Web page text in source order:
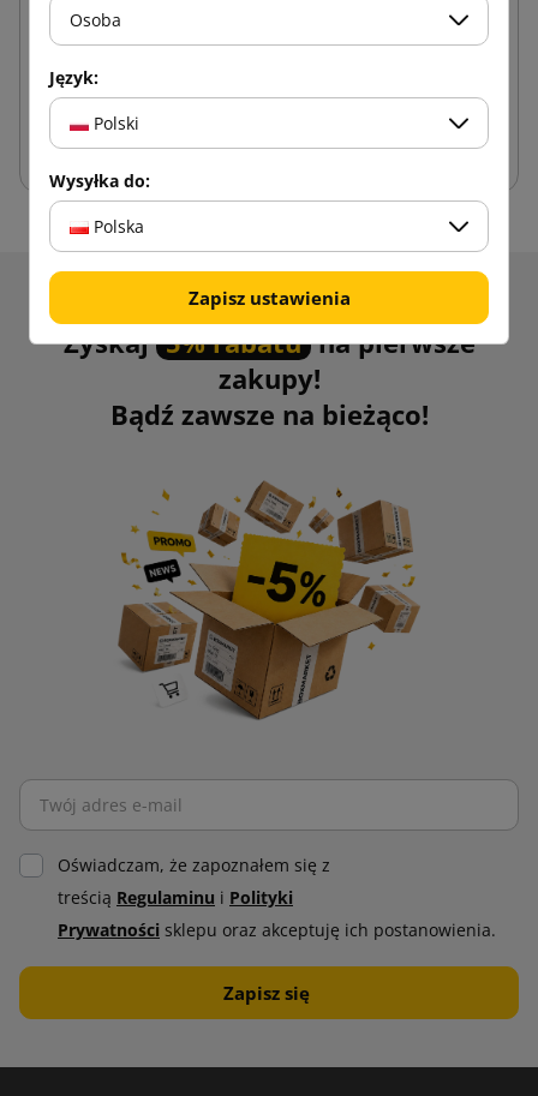
0,11 zł
Otrzymuj informacje o nowościach i promocjach.
Zyskaj 5% rabatu na pierwsze
zakupy!
Bądź zawsze na bieżąco!
Oświadczam, że zapoznałem się z
treścią Regulaminu i Polityki
Prywatności sklepu oraz akceptuję ich postanowienia.
Osoba
Język:
Polski
Wysyłka do:
Polska
Zapisz ustawienia